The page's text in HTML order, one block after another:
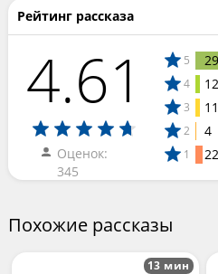
Рейтинг рассказа
4.61
Оценок:
345
5
4 12
3 11
2 4
1 22
Похожие рассказы
13 мин